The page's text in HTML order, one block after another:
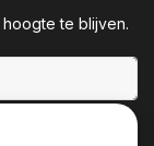
te blijven.